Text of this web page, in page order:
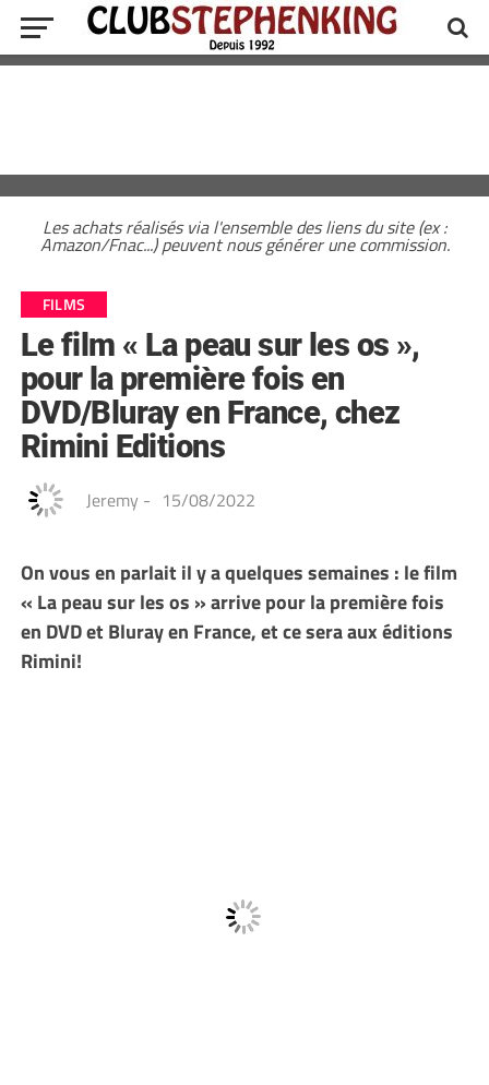
Les achats réalisés via l'ensemble des liens du site (ex :
Amazon/Fnac...) peuvent nous générer une commission.
FILMS
Le film « La peau sur les os »,
pour la première fois en
DVD/Bluray en France, chez
Rimini Editions
Jeremy - 15/08/2022
On vous en parlait il y a quelques semaines : le film
« La peau sur les os » arrive pour la première fois
en DVD et Bluray en France, et ce sera aux éditions
Rimini!